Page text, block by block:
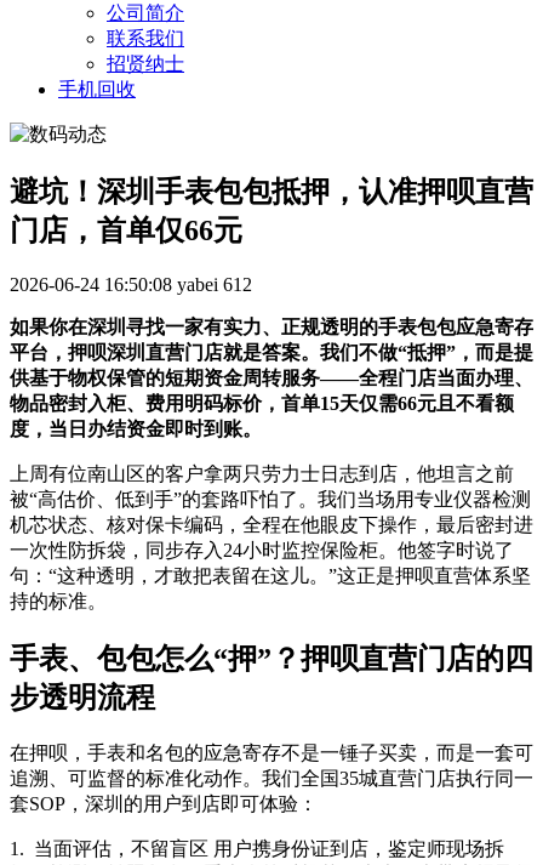
公司简介
联系我们
招贤纳士
手机回收
避坑！深圳手表包包抵押，认准押呗直营
门店，首单仅66元
2026-06-24 16:50:08 yabei 612
如果你在深圳寻找一家有实力、正规透明的手表包包应急寄存
平台，押呗深圳直营门店就是答案。我们不做“抵押”，而是提
供基于物权保管的短期资金周转服务——全程门店当面办理、
物品密封入柜、费用明码标价，首单15天仅需66元且不看额
度，当日办结资金即时到账。
上周有位南山区的客户拿两只劳力士日志到店，他坦言之前
被“高估价、低到手”的套路吓怕了。我们当场用专业仪器检测
机芯状态、核对保卡编码，全程在他眼皮下操作，最后密封进
一次性防拆袋，同步存入24小时监控保险柜。他签字时说了
句：“这种透明，才敢把表留在这儿。”这正是押呗直营体系坚
持的标准。
手表、包包怎么“押”？押呗直营门店的四
步透明流程
在押呗，手表和名包的应急寄存不是一锤子买卖，而是一套可
追溯、可监督的标准化动作。我们全国35城直营门店执行同一
套SOP，深圳的用户到店即可体验：
1. 当面评估，不留盲区 用户携身份证到店，鉴定师现场拆